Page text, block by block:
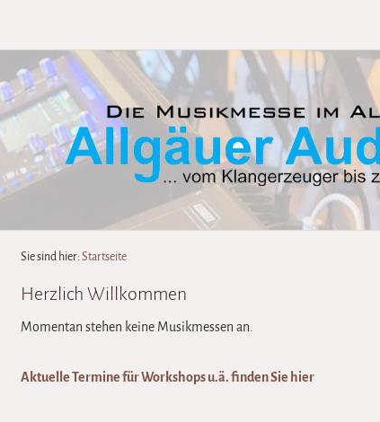
Sie sind hier:Startseite
Herzlich Willkommen
Momentan stehen keine Musikmessen an.
Aktuelle Termine für Workshops u.ä. finden Sie hier